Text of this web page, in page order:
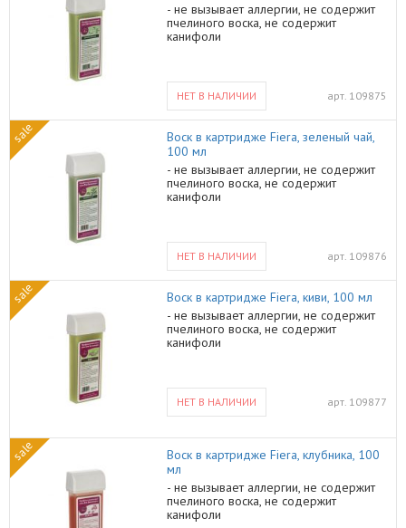
- не вызывает аллергии, не содержит
пчелиного воска, не содержит
канифоли
НЕТ В НАЛИЧИИ арт. 109875
sale
Воск в картридже Fiera, зеленый чай,
100 мл
- не вызывает аллергии, не содержит
пчелиного воска, не содержит
канифоли
НЕТ В НАЛИЧИИ арт. 109876
sale
Воск в картридже Fiera, киви, 100 мл
- не вызывает аллергии, не содержит
пчелиного воска, не содержит
канифоли
НЕТ В НАЛИЧИИ арт. 109877
sale
Воск в картридже Fiera, клубника, 100
мл
- не вызывает аллергии, не содержит
пчелиного воска, не содержит
канифоли